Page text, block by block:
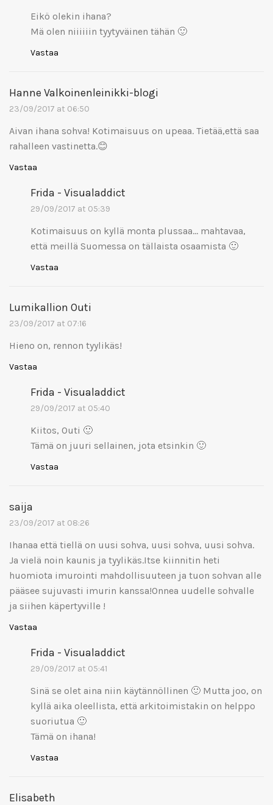
Eikö olekin ihana?
Mä olen niiiiiin tyytyväinen tähän 🙂
Vastaa
Hanne Valkoinenleinikki-blogi
23/09/2017 at 06:50
Aivan ihana sohva! Kotimaisuus on upeaa. Tietää,että saa
rahalleen vastinetta.😊
Vastaa
Frida - Visualaddict
29/09/2017 at 05:39
Kotimaisuus on kyllä monta plussaa… mahtavaa,
että meillä Suomessa on tällaista osaamista 🙂
Vastaa
Lumikallion Outi
23/09/2017 at 07:16
Hieno on, rennon tyylikäs!
Vastaa
Frida - Visualaddict
29/09/2017 at 05:40
Kiitos, Outi 🙂
Tämä on juuri sellainen, jota etsinkin 🙂
Vastaa
saija
23/09/2017 at 08:26
Ihanaa että tiellä on uusi sohva, uusi sohva, uusi sohva.
Ja vielä noin kaunis ja tyylikäs.Itse kiinnitin heti
huomiota imurointi mahdollisuuteen ja tuon sohvan alle
pääsee sujuvasti imurin kanssa!Onnea uudelle sohvalle
ja siihen käpertyville !
Vastaa
Frida - Visualaddict
29/09/2017 at 05:41
Sinä se olet aina niin käytännöllinen 🙂 Mutta joo, on
kyllä aika oleellista, että arkitoimistakin on helppo
suoriutua 🙂
Tämä on ihana!
Vastaa
Elisabeth